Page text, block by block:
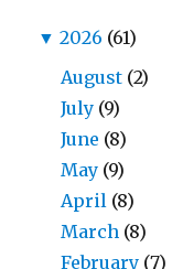
▼ 2026 (61)
August (2)
July (9)
June (8)
May (9)
April (8)
March (8)
February (7)